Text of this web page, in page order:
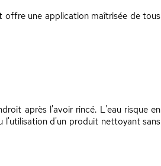
offre une application maîtrisée de tous
après l'avoir rincé. L'eau risque en
l'utilisation d'un produit nettoyant sans